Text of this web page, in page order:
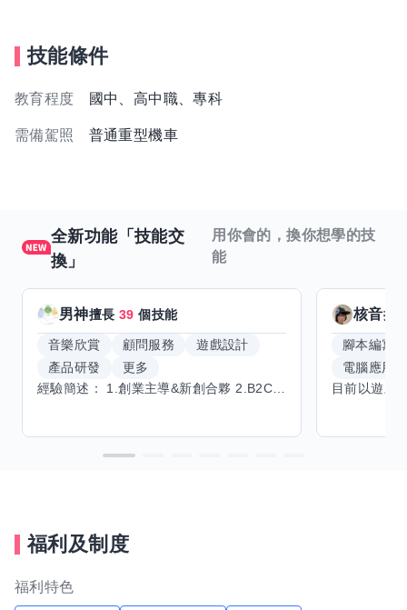
技能條件
教育程度 國中、高中職、專科
需備駕照 普通重型機車
全新功能「技能交
換」
用你會的，換你想學的技
能
男神擅長39 個技能
音樂欣賞 顧問服務
遊戲設計
產品研發
更多
核音擅
腳本編寫
電腦應用
福利及制度
福利特色